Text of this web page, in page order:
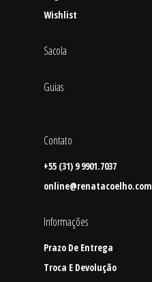
Wishlist
Sacola
Guias
Contato
+55 (31) 9 9901.7037
online@renatacoelho.com
Informações
Prazo De Entrega
Troca E Devolução